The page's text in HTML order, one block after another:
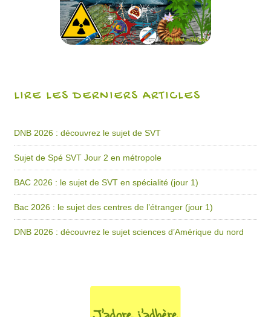
LIRE LES DERNIERS ARTICLES
DNB 2026 : découvrez le sujet de SVT
Sujet de Spé SVT Jour 2 en métropole
BAC 2026 : le sujet de SVT en spécialité (jour 1)
Bac 2026 : le sujet des centres de l’étranger (jour 1)
DNB 2026 : découvrez le sujet sciences d’Amérique du nord